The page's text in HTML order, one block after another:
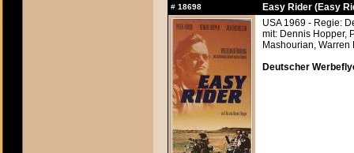
# 18698
Easy Rider (Easy
USA 1969 - Regie:
mit: Dennis Hopper,
Mashourian, Warren
Deutscher